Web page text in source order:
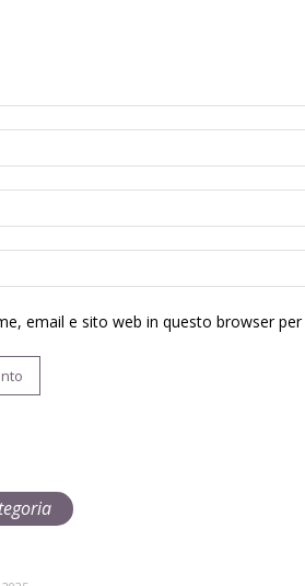
email e sito web in questo browser